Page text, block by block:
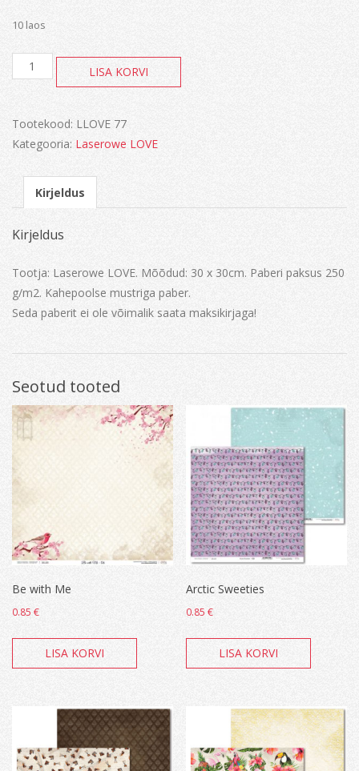
10 laos
Steam
Time
LISA KORVI
Tootekood: LLOVE 77
Kategooria: Laserowe LOVE
Kirjeldus
Kirjeldus
Tootja: Laserowe LOVE. Mõõdud: 30 x 30cm. Paberi paksus 250
g/m2. Kahepoolse mustriga paber.
Seda paberit ei ole võimalik saata maksikirjaga!
Seotud tooted
Be with Me
0.85 €
LISA KORVI
Arctic Sweeties
0.85€
LISA KORVI